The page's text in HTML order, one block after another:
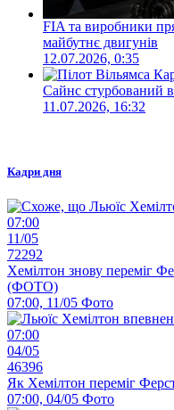
FIA та виробники
майбутнє двигунів
12.07.2026, 0:35
Сайнс стурбований
11.07.2026, 16:32
Кадри дня
07:00
11/05
72292
Хемілтон знову переміг
(ФОТО)
07:00, 11/05 Фото
07:00
04/05
46396
Як Хемілтон переміг
07:00, 04/05 Фото